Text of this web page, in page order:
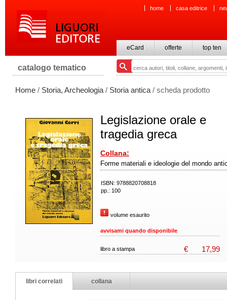
home casa editrice
eCard offerte top ten
catalogo tematico
Home / Storia, Archeologia / Storia antica / scheda prodotto
Legislazione orale e
tragedia greca
Collana:
Forme materiali e ideologie del mondo
ISBN: 9788820708818
pp.: 100
volume esaurito
avvisami quando disponibile
libro a stampa € 17,99
libri correlati collana